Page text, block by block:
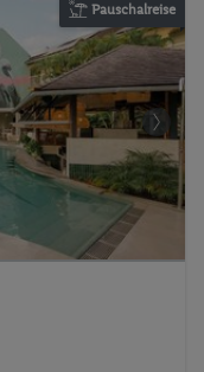
Pauschalreise